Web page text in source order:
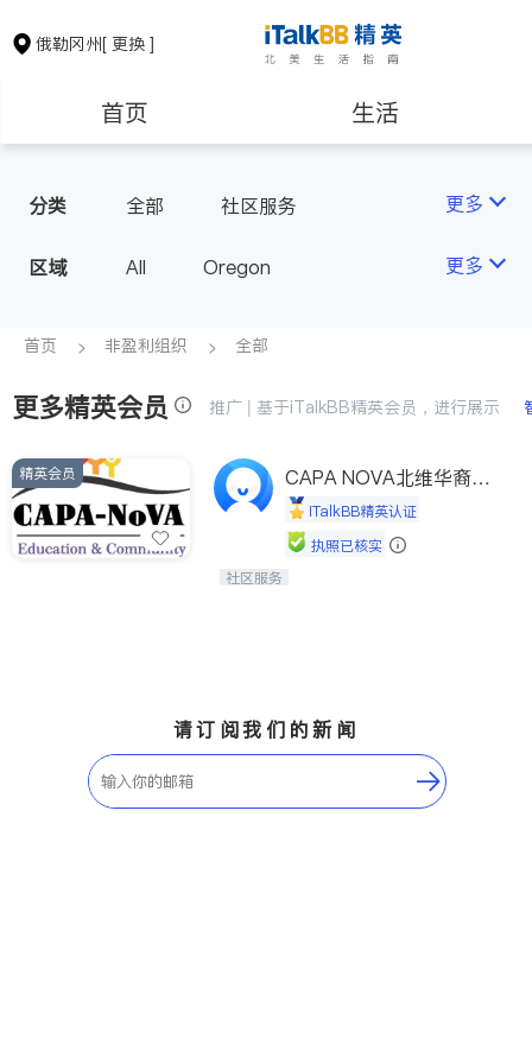
俄勒冈州[ 更换 ]
首页 生活
保险理财
建筑装修
养老 非盈利组织
分类 全部 社区服务 更多
区域 All Oregon 更多
首页 非盈利组织 全部
更多精英会员 推广 | 基于iTalkBB精英会员，进行展示
精英会员
CAPA NOVA北维华裔家
长会iTalkBB精英认证
执照已核实
连接家长与社会，赋能孩子与下一代，
社区服务
请订阅我们的新闻